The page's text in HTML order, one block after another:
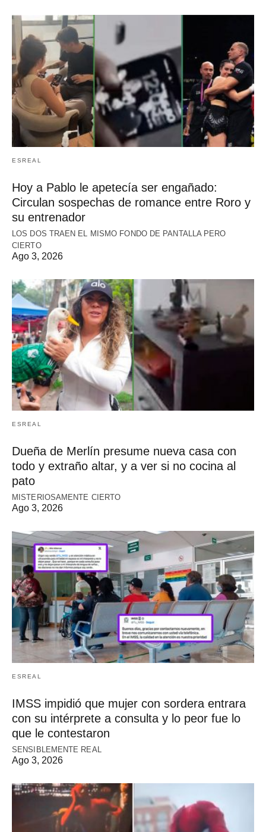
ESREAL
Hoy a Pablo le apetecía ser engañado:
Circulan sospechas de romance entre Roro y
su entrenador
LOS DOS TRAEN EL MISMO FONDO DE PANTALLA PERO
CIERTO
Ago 3, 2026
ESREAL
Dueña de Merlín presume nueva casa con
todo y extraño altar, y a ver si no cocina al
pato
MISTERIOSAMENTE CIERTO
Ago 3, 2026
ESREAL
IMSS impidió que mujer con sordera entrara
con su intérprete a consulta y lo peor fue lo
que le contestaron
SENSIBLEMENTE REAL
Ago 3, 2026